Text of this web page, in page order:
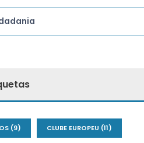
(9) CLUBE EUROPEU (11)